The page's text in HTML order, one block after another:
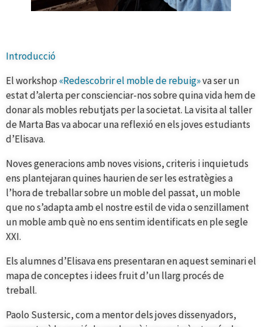
Introducció
El workshop«Redescobrir el moble de rebuig»va ser un
estat d’alerta per conscienciar-nos sobre quina vida hem de
donar als mobles rebutjats per la societat. La visita al taller
de Marta Bas va abocar una reflexió en els joves estudiants
d’Elisava.
Noves generacions amb noves visions, criteris i inquietuds
ens plantejaran quines haurien de ser les estratègies a
l’hora de treballar sobre un moble del passat, un moble
que no s’adapta amb el nostre estil de vida o senzillament
un moble amb què no ens sentim identificats en ple segle
XXI.
Els alumnes d’Elisava ens presentaran en aquest seminari el
mapa de conceptes i idees fruit d’un llarg procés de
treball.
Paolo Sustersic, com a mentor dels joves dissenyadors,